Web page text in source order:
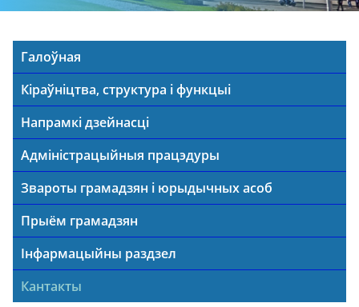
Галоўная
Кіраўніцтва, структура і функцыі
Напрамкі дзейнасці
Адміністрацыйныя працэдуры
Звароты грамадзян і юрыдычных асоб
Прыём грамадзян
Інфармацыйны раздзел
Кантакты